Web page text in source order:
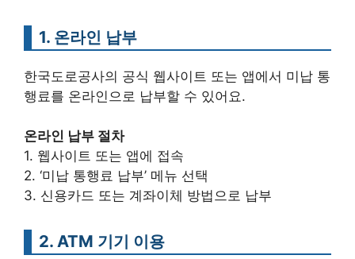
1. 온라인 납부
한국도로공사의 공식 웹사이트 또는 앱에서 미납 통
행료를 온라인으로 납부할 수 있어요.
온라인 납부 절차
1. 웹사이트 또는 앱에 접속
2. ‘미납 통행료 납부’ 메뉴 선택
3. 신용카드 또는 계좌이체 방법으로 납부
2. ATM 기기 이용